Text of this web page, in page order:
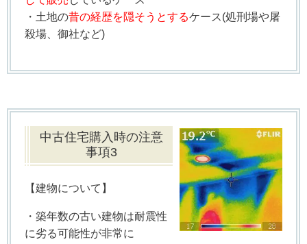
・土地の昔の経歴を隠そうとするケース(処刑場や屠
殺場、御社など)
中古住宅購入時の注意
事項3
【建物について】
・築年数の古い建物は耐震性
に劣る可能性が非常に